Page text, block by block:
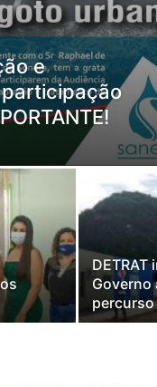
e
DETRAT
Governo
percurso